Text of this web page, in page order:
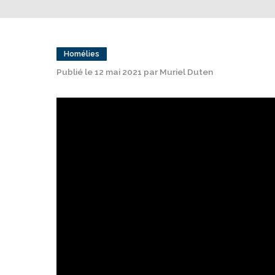
Homélies
Publié le 12 mai 2021 par Muriel Duten